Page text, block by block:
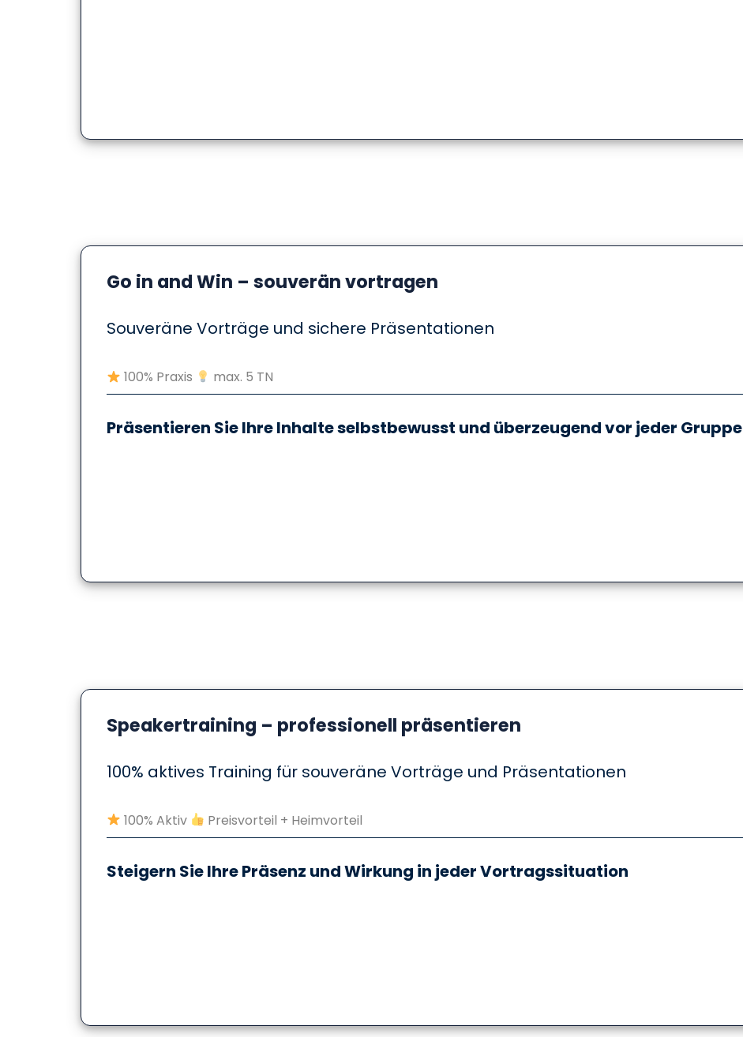
Go in and Win – souverän vortragen
Souveräne Vorträge und sichere Präsentationen
100% Praxis max. 5 TN
Präsentieren Sie Ihre Inhalte selbstbewusst und überzeugend vor jeder Gruppe
Speakertraining – professionell präsentieren
100% aktives Training für souveräne Vorträge und Präsentationen
100% Aktiv Preisvorteil + Heimvorteil
Steigern Sie Ihre Präsenz und Wirkung in jeder Vortragssituation